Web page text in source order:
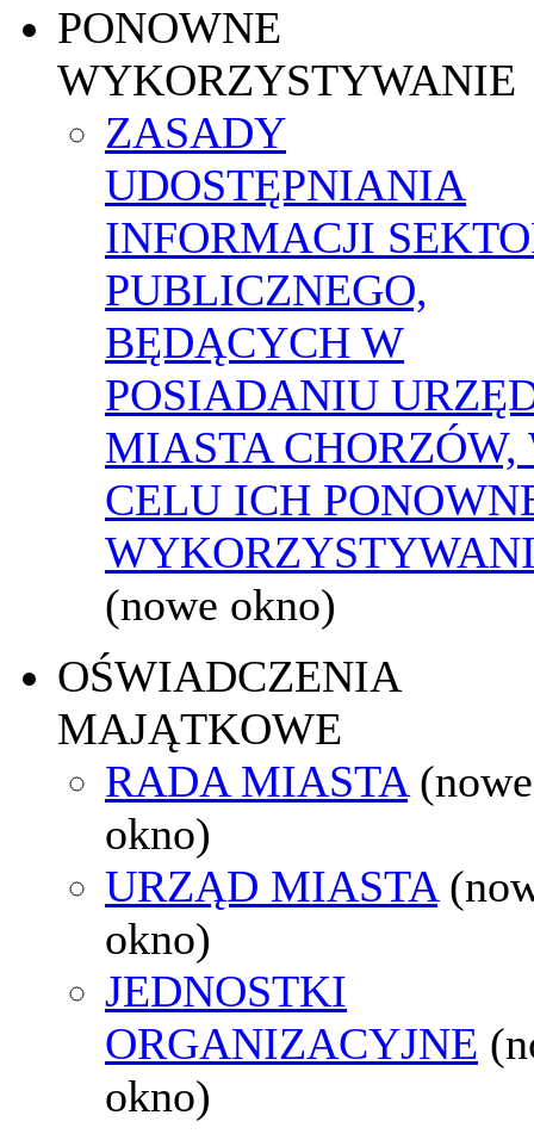
PONOWNE
WYKORZYSTYWANIE
ZASADY
UDOSTĘPNIANIA
INFORMACJI
PUBLICZNEGO,
BĘDĄCYCH W
POSIADANIU
MIASTA CHORZÓW,
CELU ICH
(nowe okno)
OŚWIADCZENIA
MAJĄTKOWE
RADA MIASTA (nowe
okno)
URZĄD MIASTA
okno)
JEDNOSTKI
ORGANIZACYJNE
okno)